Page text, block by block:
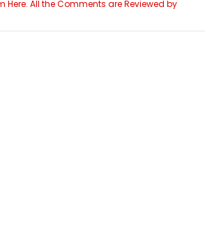
Here. All the Comments are Reviewed by